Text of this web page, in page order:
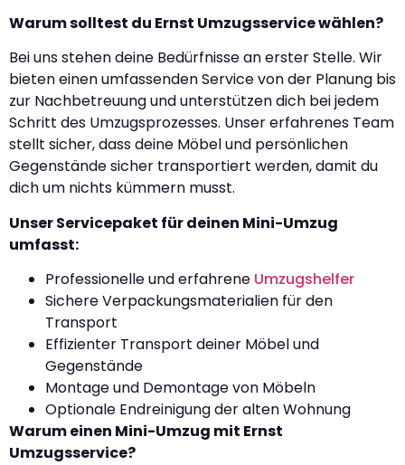
Warum solltest du Ernst Umzugsservice wählen?
Bei uns stehen deine Bedürfnisse an erster Stelle. Wir
bieten einen umfassenden Service von der Planung bis
zur Nachbetreuung und unterstützen dich bei jedem
Schritt des Umzugsprozesses. Unser erfahrenes Team
stellt sicher, dass deine Möbel und persönlichen
Gegenstände sicher transportiert werden, damit du
dich um nichts kümmern musst.
Unser Servicepaket für deinen Mini-Umzug
umfasst:
Professionelle und erfahrene Umzugshelfer
Sichere Verpackungsmaterialien für den
Transport
Effizienter Transport deiner Möbel und
Gegenstände
Montage und Demontage von Möbeln
Optionale Endreinigung der alten Wohnung
Warum einen Mini-Umzug mit Ernst
Umzugsservice?